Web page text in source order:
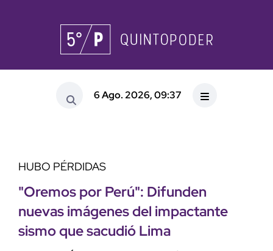
6 Ago. 2026, 09:37
HUBO PÉRDIDAS
"Oremos por Perú": Difunden
nuevas imágenes del impactante
sismo que sacudió Lima